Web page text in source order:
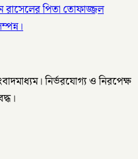
রাসেলের পিতা তোফাজ্জল
নির্ভরযোগ্য ও নিরপেক্ষ